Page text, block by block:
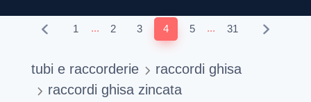
1 ... 2 3 4 5 ... 31
tubi e raccorderie
raccordi ghisa
raccordi ghisa zincata